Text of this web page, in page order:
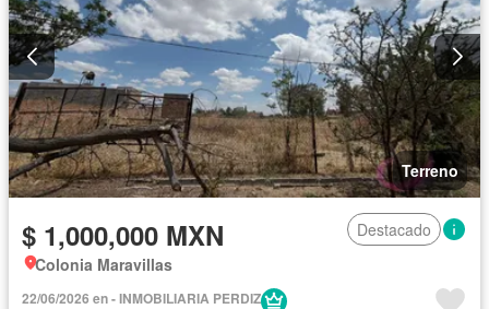
Terreno
$ 1,000,000 MXN
Destacado
Colonia Maravillas
22/06/2026 en - INMOBILIARIA PERDIZ